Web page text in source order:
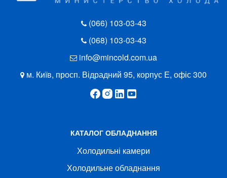
(066) 103-03-43
(068) 103-03-43
info@mincold.com.ua
м. Київ, просп. Відрадний 95, корпус Е, офіс 300
КАТАЛОГ ОБЛАДНАННЯ
Холодильні камери
Холодильне обладнання